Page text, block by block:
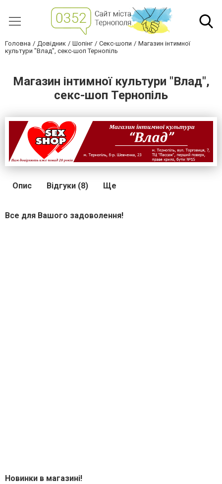
Головна Довідник Шопінг Секс-шопи
Магазин інтимної
культури "Влад", секс-шоп Тернопіль
Магазин інтимної культури "Влад",
секс-шоп Тернопіль
Опис Відгуки (8) Ще
Все для Вашого задоволення!
Новинки в магазині!